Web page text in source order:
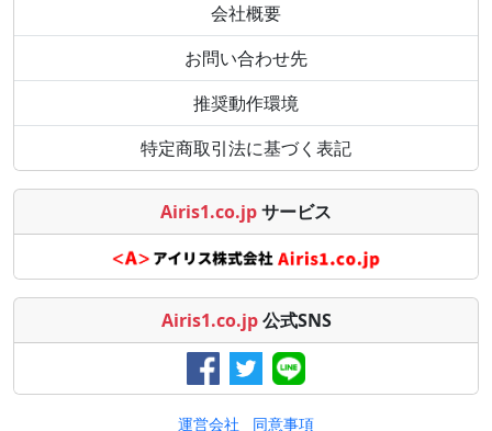
会社概要
お問い合わせ先
推奨動作環境
特定商取引法に基づく表記
Airis1.co.jpサービス
Airis1.co.jp 公式SNS
運営会社 同意事項